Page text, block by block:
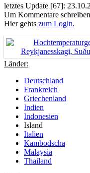
letztes Update [67]:
Um Kommentare
Hier gehts zum Login.
Länder:
Deutschland
Frankreich
Griechenland
Indien
Indonesien
Island
Italien
Kambodscha
Malaysia
Thailand